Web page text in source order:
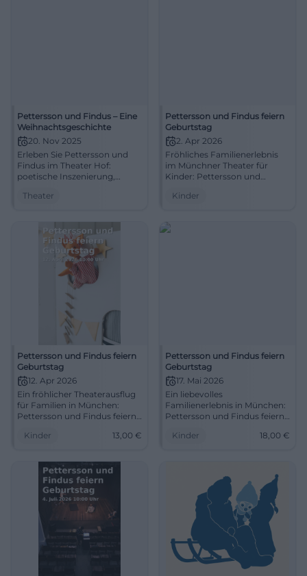
Pettersson und Findus – Eine
Weihnachtsgeschichte
20. Nov 2025
Erleben Sie Pettersson und
Findus im Theater Hof:
poetische Inszenierung,
und berührende
winterliches Bühnenerlebnis
für Familien – herzlich,
humorvoll, unvergesslich.
Theater
Pettersson und Findus feiern
Geburtstag
2. Apr 2026
Fröhliches Familienerlebnis
im Münchner Theater für
Kinder: Pettersson und
inkl. Pause. Nähe,
Zeit – jetzt Tickets sichern!
#Familienzeit
Kinder
Pettersson und Findus feiern
Geburtstag
12. Apr 2026
Ein fröhlicher Theaterausflug
für Familien in München:
Pettersson und Findus feiern
Pause und viel Fantasie. Jetzt
Kinder 13,00 €
Pettersson und Findus feiern
Geburtstag
17. Mai 2026
Ein liebevolles
Familienerlebnis in München:
Pettersson und Findus feiern
Humor, Fantasie und
Kinder 18,00 €